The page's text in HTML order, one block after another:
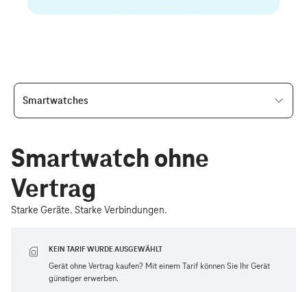
Smartwatches
Smartwatch ohne
Vertrag
Starke Geräte. Starke Verbindungen.
KEIN TARIF WURDE AUSGEWÄHLT
Gerät ohne Vertrag kaufen? Mit einem Tarif können Sie Ihr Gerät
günstiger erwerben.